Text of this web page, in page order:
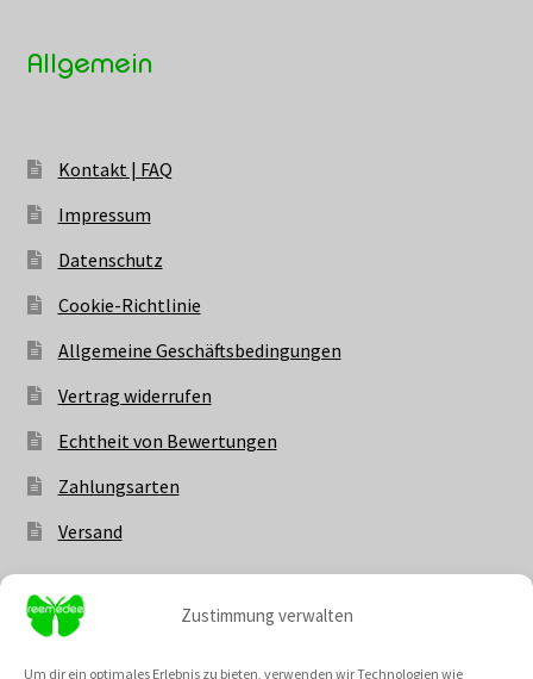
Zustimmung verwalten
Um dir ein optimales Erlebnis zu bieten, verwenden wir Technologien wie
Allgemein
Kontakt | FAQ
Impressum
Datenschutz
Cookie-Richtlinie
Allgemeine Geschäftsbedingungen
Vertrag widerrufen
Echtheit von Bewertungen
Zahlungsarten
Versand